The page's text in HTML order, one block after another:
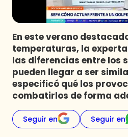
En este verano
temperaturas, la
las diferencias entre los
pueden llegar a ser
especificó qué los
combatirlos de forma
Seguir en Seguir en
Contigo en Directo
Plan Perfecto
El Tiempo
Sabingo
Todos Los Programas